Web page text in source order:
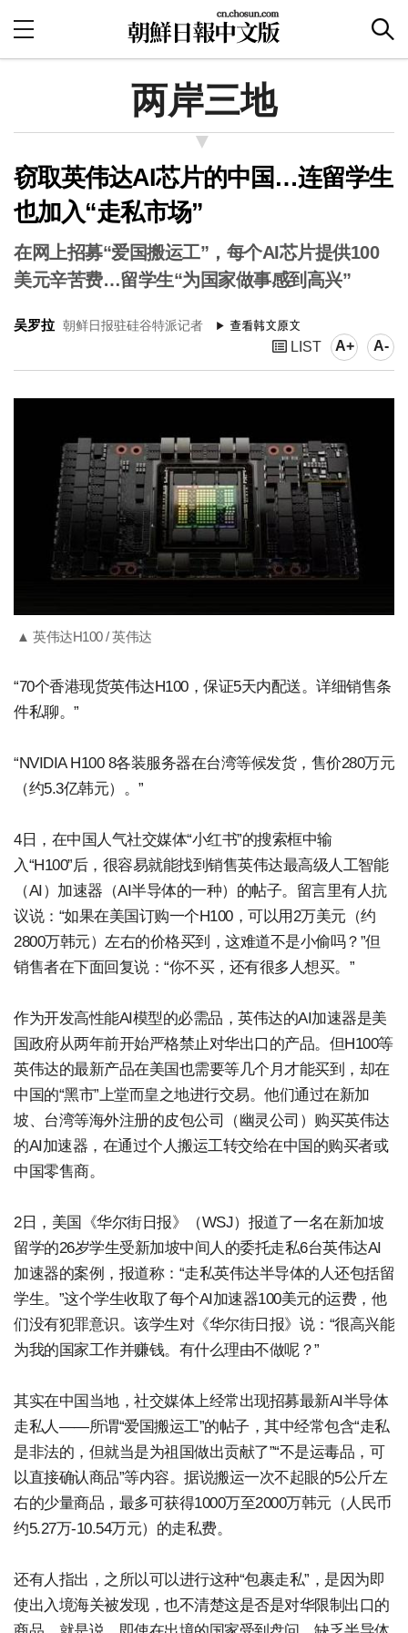
两岸三地
窃取英伟达AI芯片的中国…连留学生
也加入“走私市场”
在网上招募“爱国搬运工”，每个AI芯片提供100
美元辛苦费…留学生“为国家做事感到高兴”
吴罗拉 朝鲜日报驻硅谷特派记者
LIST A+ A-
▲ 英伟达H100 / 英伟达
“70个香港现货英伟达H100，保证5天内配送。详细销售条
件私聊。”
“NVIDIA H100 8各装服务器在台湾等候发货，售价280万元
（约5.3亿韩元）。”
4日，在中国人气社交媒体“小红书”的搜索框中输
入“H100”后，很容易就能找到销售英伟达最高级人工智能
（AI）加速器（AI半导体的一种）的帖子。留言里有人抗
议说：“如果在美国订购一个H100，可以用2万美元（约
2800万韩元）左右的价格买到，这难道不是小偷吗？”但
销售者在下面回复说：“你不买，还有很多人想买。”
作为开发高性能AI模型的必需品，英伟达的AI加速器是美
国政府从两年前开始严格禁止对华出口的产品。但H100等
英伟达的最新产品在美国也需要等几个月才能买到，却在
中国的“黑市”上堂而皇之地进行交易。他们通过在新加
坡、台湾等海外注册的皮包公司（幽灵公司）购买英伟达
的AI加速器，在通过个人搬运工转交给在中国的购买者或
中国零售商。
2日，美国《华尔街日报》（WSJ）报道了一名在新加坡
留学的26岁学生受新加坡中间人的委托走私6台英伟达AI
加速器的案例，报道称：“走私英伟达半导体的人还包括留
学生。”这个学生收取了每个AI加速器100美元的运费，他
们没有犯罪意识。该学生对《华尔街日报》说：“很高兴能
为我的国家工作并赚钱。有什么理由不做呢？”
其实在中国当地，社交媒体上经常出现招募最新AI半导体
走私人——所谓“爱国搬运工”的帖子，其中经常包含“走私
是非法的，但就当是为祖国做出贡献了”“不是运毒品，可
以直接确认商品”等内容。据说搬运一次不起眼的5公斤左
右的少量商品，最多可获得1000万至2000万韩元（人民币
约5.27万-10.54万元）的走私费。
还有人指出，之所以可以进行这种“包裹走私”，是因为即
使出入境海关被发现，也不清楚这是否是对华限制出口的